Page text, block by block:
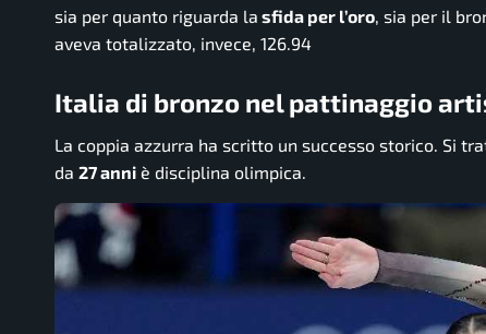
sia per quanto riguarda la sfida per l’oro , sia per il
aveva totalizzato, invece, 126.94
Italia di bronzo nel pattinaggio
La coppia azzurra ha scritto un successo storico. Si
da 27 anni è disciplina olimpica.